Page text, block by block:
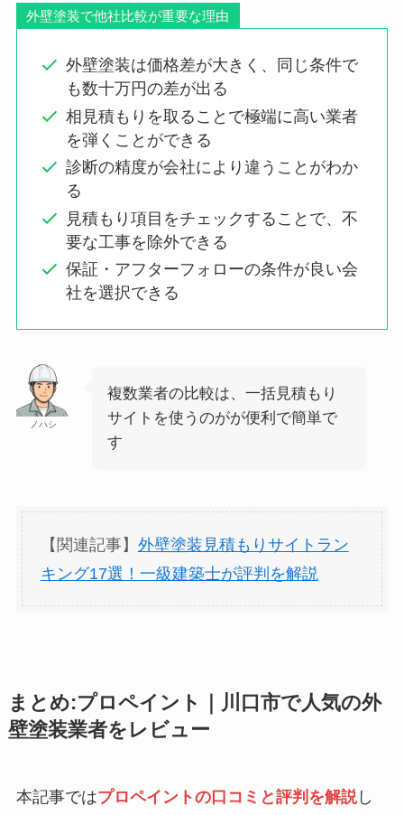
外壁塗装で他社比較が重要な理由
外壁塗装は価格差が大きく、同じ条件で
も数十万円の差が出る
相見積もりを取ることで極端に高い業者
を弾くことができる
診断の精度が会社により違うことがわか
る
見積もり項目をチェックすることで、不
要な工事を除外できる
保証・アフターフォローの条件が良い会
社を選択できる
ノハシ
複数業者の比較は、一括見積もり
サイトを使うのがが便利で簡単で
す
【関連記事】 外壁塗装見積もりサイトラン
キング17選！一級建築士が評判を解説
まとめ:プロペイント｜川口市で人気の外
壁塗装業者をレビュー
本記事ではプロペイントの口コミと評判を解説し